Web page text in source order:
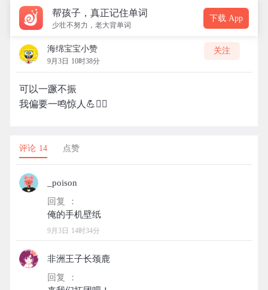
帮孩子，真正记住单词
少壮不努力，老大背单词
下载 App
海绵宝宝小赞
9月3日 10时38分
关注
可以一蹶不振
我偏要一鸣惊人💪🏃‍♀️
评论 14 点赞
_poison
回复 ：
9月3日 14时34分
非洲王子长颈鹿
回复 ：